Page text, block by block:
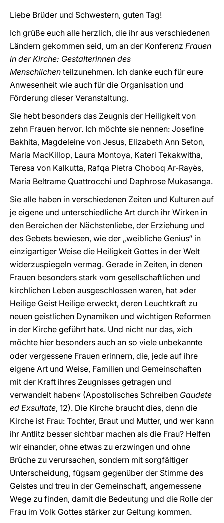
Liebe Brüder und Schwestern, guten Tag!
Ich grüße euch alle herzlich, die ihr aus verschiedenen
Ländern gekommen seid, um an der Konferenz Frauen
in der Kirche: Gestalterinnen des
Menschlichen teilzunehmen. Ich danke euch für eure
Anwesenheit wie auch für die Organisation und
Förderung dieser Veranstaltung.
Sie hebt besonders das Zeugnis der Heiligkeit von
zehn Frauen hervor. Ich möchte sie nennen: Josefine
Bakhita, Magdeleine von Jesus, Elizabeth Ann Seton,
Maria MacKillop, Laura Montoya, Kateri Tekakwitha,
Teresa von Kalkutta, Rafqa Pietra Choboq Ar-Rayès,
Maria Beltrame Quattrocchi und Daphrose Mukasanga.
Sie alle haben in verschiedenen Zeiten und Kulturen auf
je eigene und unterschiedliche Art durch ihr Wirken in
den Bereichen der Nächstenliebe, der Erziehung und
des Gebets bewiesen, wie der „weibliche Genius“ in
einzigartiger Weise die Heiligkeit Gottes in der Welt
widerzuspiegeln vermag. Gerade in Zeiten, in denen
Frauen besonders stark vom gesellschaftlichen und
kirchlichen Leben ausgeschlossen waren, hat »der
Heilige Geist Heilige erweckt, deren Leuchtkraft zu
neuen geistlichen Dynamiken und wichtigen Reformen
in der Kirche geführt hat«. Und nicht nur das, »ich
möchte hier besonders auch an so viele unbekannte
oder vergessene Frauen erinnern, die, jede auf ihre
eigene Art und Weise, Familien und Gemeinschaften
mit der Kraft ihres Zeugnisses getragen und
verwandelt haben« (Apostolisches Schreiben Gaudete
ed Exsultate, 12). Die Kirche braucht dies, denn die
Kirche ist Frau: Tochter, Braut und Mutter, und wer kann
ihr Antlitz besser sichtbar machen als die Frau? Helfen
wir einander, ohne etwas zu erzwingen und ohne
Brüche zu verursachen, sondern mit sorgfältiger
Unterscheidung, fügsam gegenüber der Stimme des
Geistes und treu in der Gemeinschaft, angemessene
Wege zu finden, damit die Bedeutung und die Rolle der
Frau im Volk Gottes stärker zur Geltung kommen.